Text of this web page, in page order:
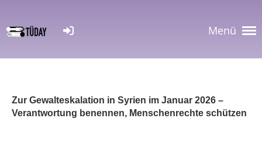
Menü
Zur Gewalteskalation in Syrien im Januar 2026 –
Verantwortung benennen, Menschenrechte schützen